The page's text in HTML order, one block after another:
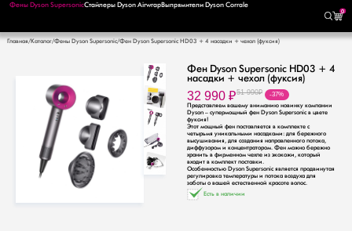
Фены Dyson SupersonicСтайлеры Dyson AirwrapВыпрямители Dyson Corrale
0
Главная Каталог Фены Dyson Supersonic Фен Dyson Supersonic HD03 + 4 насадки + чехол (фуксия)
Фен Dyson Supersonic HD03 + 4
насадки + чехол (фуксия)
32 990 ₽51 990₽ -37%
Представляем вашему вниманию новинку компании
Dyson – супермощный фен Dyson Supersonic в цвете
фуксия!
Этот мощный фен поставляется в комплекте с
четырьмя уникальными насадками: для бережного
высушивания, для создания направленного потока,
диффузором и концентратором. Фен можно бережно
хранить в фирменном чехле из экокожи, который
входит в комплект поставки.
Особенностью Dyson Supersonic является продвинутая
регулировка температуры и потока воздуха для
заботы о вашей естественной красоте волос.
Есть в наличии